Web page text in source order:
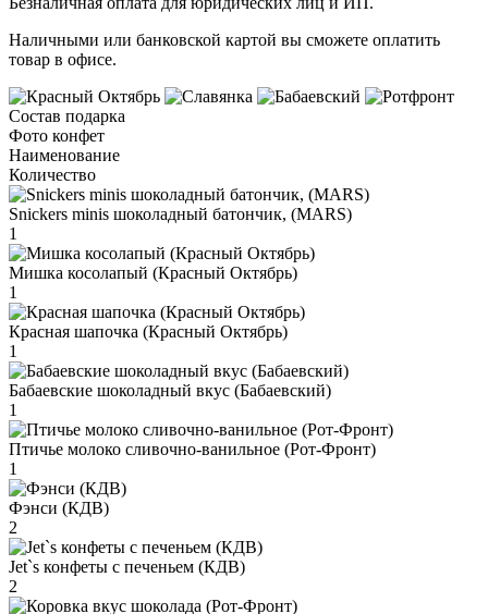
Наличными или банковской картой вы сможете оплатить
товар в офисе.
Состав подарка
Фото конфет
Наименование
Количество
Snickers minis шоколадный батончик, (MARS)
1
Мишка косолапый (Красный Октябрь)
1
Красная шапочка (Красный Октябрь)
1
Бабаевские шоколадный вкус (Бабаевский)
1
Птичье молоко сливочно-ванильное (Рот-Фронт)
1
Фэнси (КДВ)
2
Jet`s конфеты с печеньем (КДВ)
2